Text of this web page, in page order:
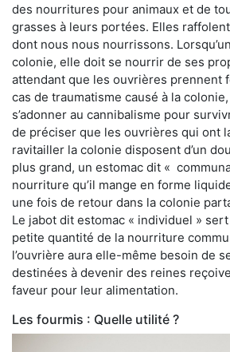
des nourritures pour animaux et de
grasses à leurs portées. Elles
dont nous nous nourrissons.
colonie, elle doit se nourrir de ses
attendant que les ouvrières prennent
cas de traumatisme causé à la
s’adonner au cannibalisme pour
de préciser que les ouvrières qui ont
ravitailler la colonie disposent d’un
plus grand, un estomac dit «
nourriture qu’il mange en forme
une fois de retour dans la colonie
Le jabot dit estomac « individuel »
petite quantité de la nourriture
l’ouvrière aura elle-même besoin de
destinées à devenir des reines
faveur pour leur alimentation.
Les fourmis : Quelle utilité ?